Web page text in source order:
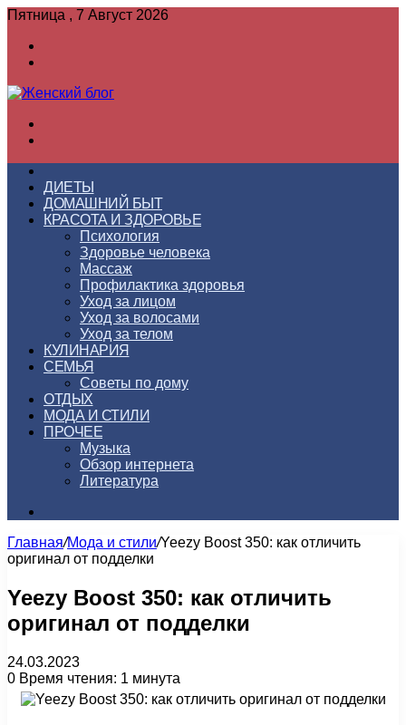
Пятница , 7 Август 2026
ДИЕТЫ
ДОМАШНИЙ БЫТ
КРАСОТА И ЗДОРОВЬЕ
Психология
Здоровье человека
Массаж
Профилактика здоровья
Уход за лицом
Уход за волосами
Уход за телом
КУЛИНАРИЯ
СЕМЬЯ
Советы по дому
ОТДЫХ
МОДА И СТИЛИ
ПРОЧЕЕ
Музыка
Обзор интернета
Литература
Главная/Мода и стили/Yeezy Boost 350: как отличить
оригинал от подделки
Yeezy Boost 350: как отличить
оригинал от подделки
24.03.2023
0 Время чтения: 1 минута